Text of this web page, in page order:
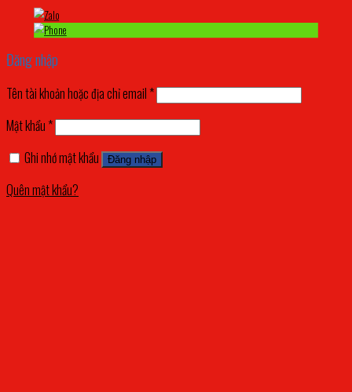
Đăng nhập
Tên tài khoản hoặc địa chỉ email *
Mật khẩu *
Ghi nhớ mật khẩu
Đăng nhập
Quên mật khẩu?